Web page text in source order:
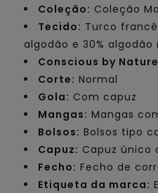
Coleção: Coleção
Tecido: Turco
algodão e 30%
Conscious by
Corte: Normal
Gola: Com capuz
Mangas: Mangas
Bolsos: Bolsos tipo
Capuz: Capuz único
Fecho: Fecho de
Etiqueta da marca: